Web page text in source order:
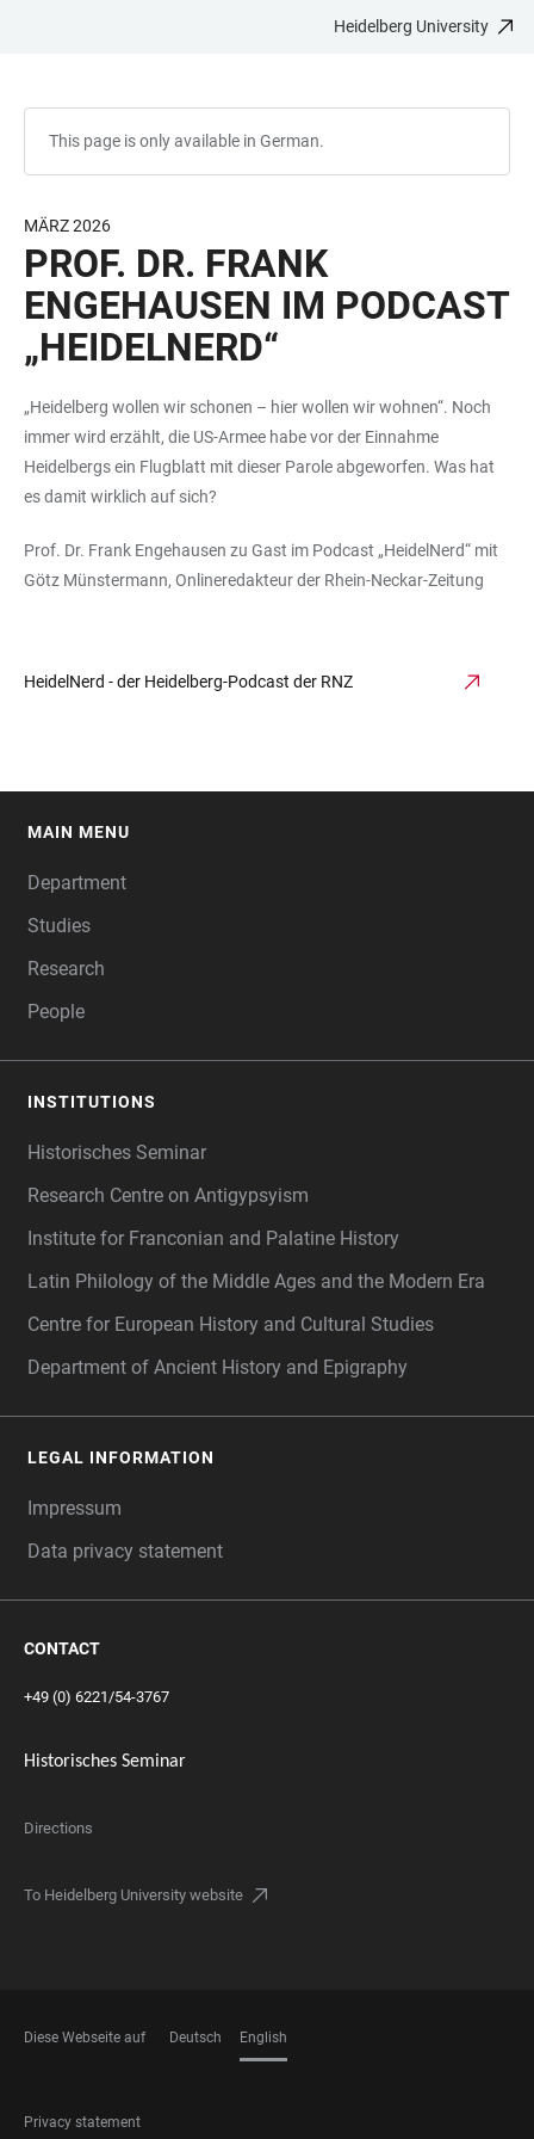
Heidelberg University
This page is only available in German.
MÄRZ 2026
PROF. DR. FRANK
ENGEHAUSEN IM PODCAST
„HEIDELNERD“
„Heidelberg wollen wir schonen – hier wollen wir wohnen“. Noch
immer wird erzählt, die US-Armee habe vor der Einnahme
Heidelbergs ein Flugblatt mit dieser Parole abgeworfen. Was hat
es damit wirklich auf sich?
Prof. Dr. Frank Engehausen zu Gast im Podcast „HeidelNerd“ mit
Götz Münstermann, Onlineredakteur der Rhein-Neckar-Zeitung
HeidelNerd - der Heidelberg-Podcast der RNZ
MAIN MENU
Department
Studies
Research
People
INSTITUTIONS
Historisches Seminar
Research Centre on Antigypsyism
Institute for Franconian and Palatine History
Latin Philology of the Middle Ages and the Modern Era
Centre for European History and Cultural Studies
Department of Ancient History and Epigraphy
LEGAL INFORMATION
Impressum
Data privacy statement
CONTACT
+49 (0) 6221/54-3767
Historisches Seminar
Directions
To Heidelberg University website
Diese Webseite auf Deutsch English
FOOTER
Privacy statement